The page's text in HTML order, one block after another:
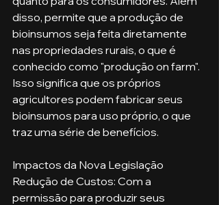
disso, permite que a produção de
bioinsumos seja feita diretamente
nas propriedades rurais, o que é
conhecido como "produção on farm".
Isso significa que os próprios
agricultores podem fabricar seus
bioinsumos para uso próprio, o que
traz uma série de benefícios.
Impactos da Nova Legislação
Redução de Custos: Com a
permissão para produzir seus